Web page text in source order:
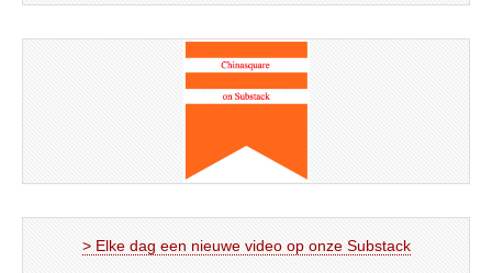
> Elke dag een nieuwe video op onze Substack